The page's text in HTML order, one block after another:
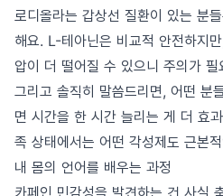
로디올라는 갑상선 질환이 있는 분
해요. L-테아닌은 비교적 안전하지
압이 더 떨어질 수 있으니 주의가 필
그리고 솔직히 말씀드리면, 어떤 분
면 시간을 한 시간 늘리는 게 더 효
족 상태에서는 어떤 각성제도 근본
내 몸의 언어를 배우는 과정
카페인 민감성을 발견하는 건 사실